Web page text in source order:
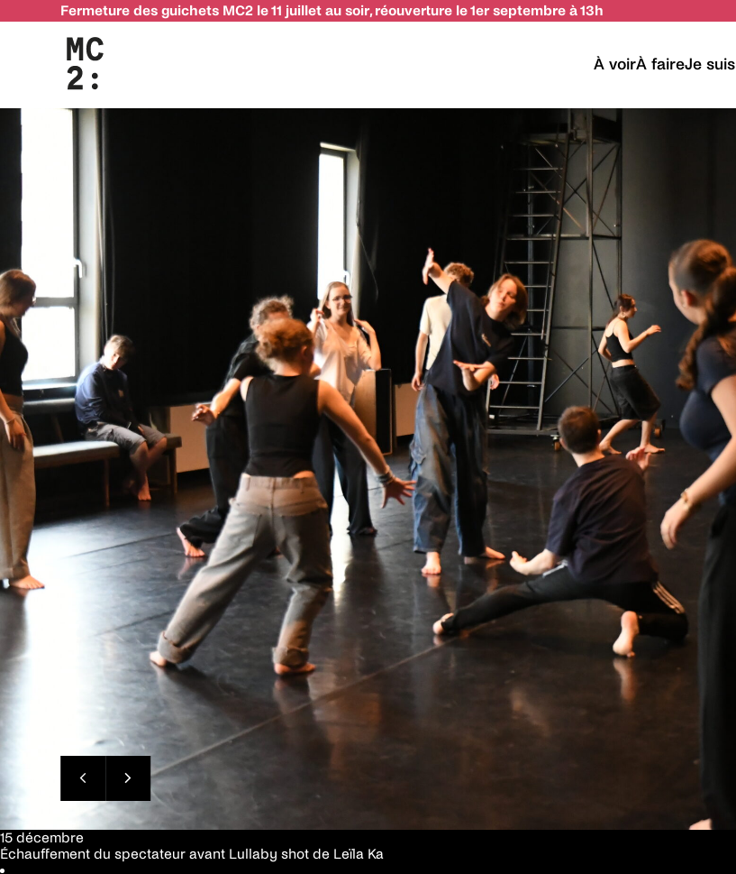
Fermeture des guichets MC2 le 11 juillet au soir, réouverture le 1er septembre à 13h
À voirÀ faireJe suis
15 décembre
Échauffement du spectateur avant Lullaby shot de Leïla Ka